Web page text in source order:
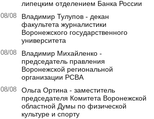
липецким отделением Банка России
08/08
Владимир Тулупов - декан
факультета журналистики
Воронежского государственного
университета
08/08
Владимир Михайленко -
председатель правления
Воронежской региональной
организации РСВА
08/08
Ольга Ортина - заместитель
председателя Комитета Воронежской
областной Думы по физической
культуре и спорту